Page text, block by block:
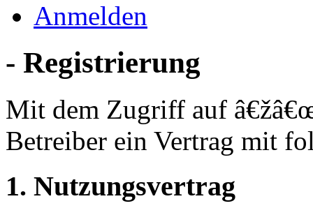
Anmelden
- Registrierung
Mit dem Zugriff auf
Betreiber ein Vertrag mit
1. Nutzungsvertrag